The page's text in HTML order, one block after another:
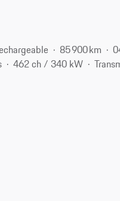
85 900 km
462 ch / 340 kW